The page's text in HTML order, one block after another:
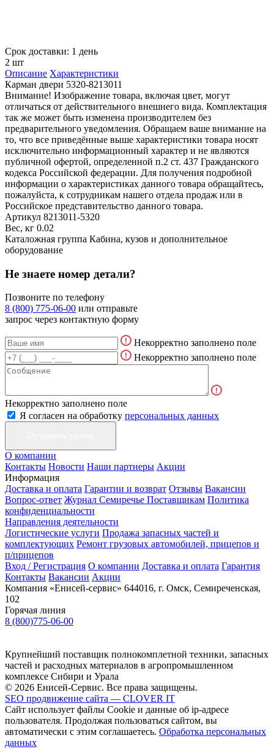
Срок доставки: 1 день
2 шт
Описание Характеристики
Карман двери 5320-8213011
Внимание! Изображение товара, включая цвет, могут
отличаться от действительного внешнего вида. Комплектация
так же может быть изменена производителем без
предварительного уведомления. Обращаем ваше внимание на
то, что все приведённые выше характеристики товара носят
исключительно информационный характер и не являются
публичной офертой, определенной п.2 ст. 437 Гражданского
кодекса Российской федерации. Для получения подробной
информации о характеристиках данного товара обращайтесь,
пожалуйста, к сотрудникам нашего отдела продаж или в
Российское представительство данного товара.
Артикул 8213011-5320
Вес, кг 0.02
Каталожная группа Кабина, кузов и дополнительное
оборудование
Не знаете номер детали?
Позвоните по телефону
8 (800) 775-06-00 или отправьте
запрос через контактную форму
Некорректно заполнено поле
Некорректно заполнено поле
Некорректно заполнено поле
Я согласен на обработку персональных данных
О компании
Контакты Новости Наши партнеры Акции
Информация
Доставка и оплата Гарантии и возврат Отзывы Вакансии
Вопрос-ответ Журнал Семиречье Поставщикам Политика
конфиденциальности
Направления деятельности
Логистические услуги Продажа запасных частей и
комплектующих Ремонт грузовых автомобилей, прицепов и
п/прицепов
Вход / Регистрация О компании Доставка и оплата Гарантия
Контакты Вакансии Акции
Компания «Енисей-сервис» 644016, г. Омск, Семиреченская,
102
Горячая линия
8 (800)775-06-00
Крупнейший поставщик полнокомплетной техники, запасных
частей и расходных материалов в агропромышленном
комплексе Сибири и Урала
© 2026 Енисей-Сервис. Все права защищены.
SEO продвижение сайта — CLOVER IT
Сайт использует файлы Cookie и данные об ip-адресе
пользователя. Продолжая пользоваться сайтом, вы
автоматически с этим соглашаетесь. Обработка персональных
данных